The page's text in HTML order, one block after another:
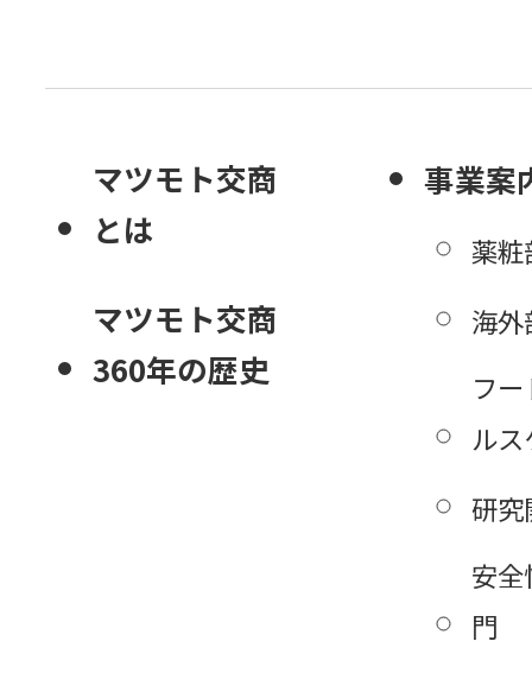
マツモト交商
とは
マツモト交商
360年の歴史
事業案
薬粧
海外
フ
ル
研究
安
門